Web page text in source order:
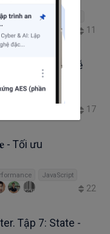
Bottom-Up
11
React/Next.js dễ
17
- Tối ưu
JavaScript
22
Tập 7: State -